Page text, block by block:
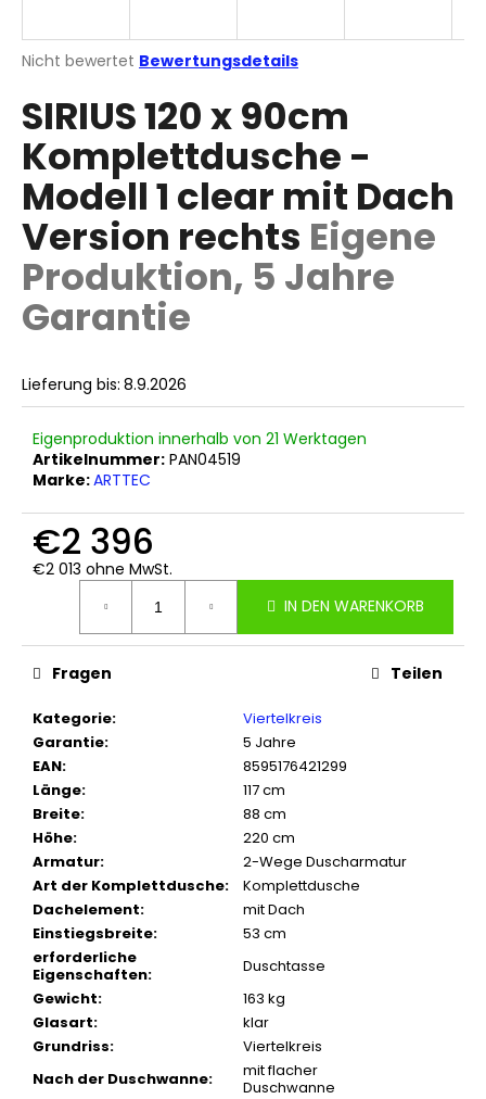
Die
Produktbewertung
ist
0,0
von
5
Sternen.
Nicht bewertet Bewertungsdetails
SIRIUS 120 x 90cm
Komplettdusche -
Modell 1 clear mit Dach
Version rechts Eigene
Produktion, 5 Jahre
Garantie
Lieferung bis: 8.9.2026
Eigenproduktion innerhalb von 21 Werktagen
Artikelnummer: PAN04519
Marke:ARTTEC
€2 396
€2 013 ohne MwSt.
Verkaufspreis:
IN DEN WARENKORB
Kategorie:
Viertelkreis
Garantie:
5 Jahre
EAN:
8595176421299
Länge:
117 cm
Breite:
88 cm
Höhe:
220 cm
Armatur:
2-Wege Duscharmatur
Art der Komplettdusche:
Komplettdusche
Dachelement:
mit Dach
Einstiegsbreite:
53 cm
erforderliche
Eigenschaften:
Duschtasse
Gewicht:
163 kg
Glasart:
klar
Grundriss:
Viertelkreis
Nach der Duschwanne:
mit flacher
Duschwanne
Fragen Teilen
W
r
e
m
p
f
l
e
n